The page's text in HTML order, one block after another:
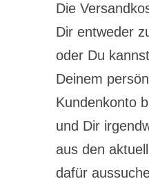
Die
Dir entweder
oder Du
Deinem
Kundenkonto
und Dir
aus den
dafür